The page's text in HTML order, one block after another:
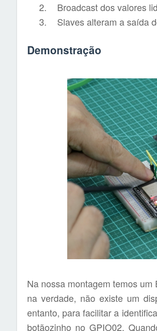
2.
Broadcast dos valores
3.
Slaves alteram a saída
Demonstração
Na nossa montagem temos
na verdade, não existe um
entanto, para facilitar a
botãozinho no GPIO02.